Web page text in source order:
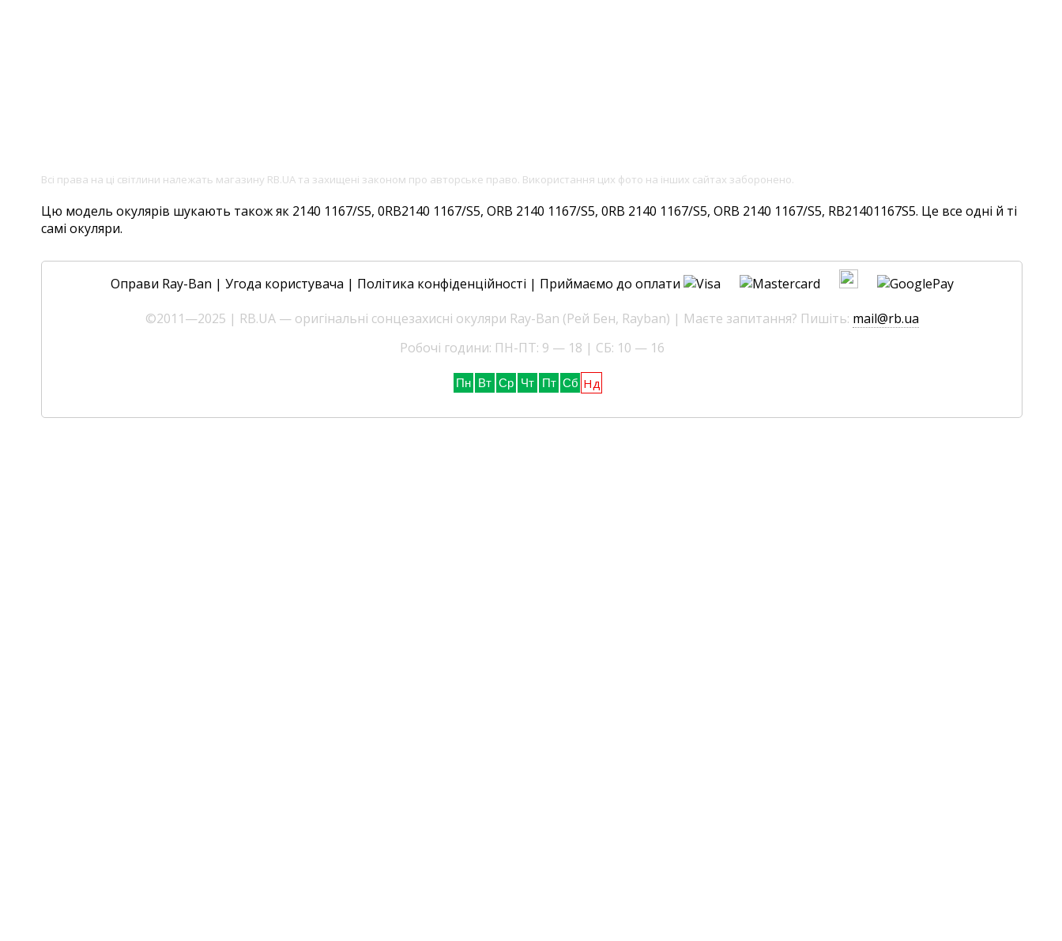
Всі права на ці світлини належать магазину RB.UA та захищені законом про авторське право. Використання цих фото на інших сайтах заборонено.
Цю модель окулярів шукають також як 2140 1167/S5, 0RB2140 1167/S5, ORB 2140 1167/S5, 0RB 2140 1167/S5, ORB 2140 1167/S5, RB21401167S5. Це все одні й ті
самі окуляри.
Оправи Ray-Ban | Угода користувача | Політика конфіденційності | Приймаємо до оплати
©2011—2025 | RB.UA — оригінальні сонцезахисні окуляри Ray-Ban (Рей Бен, Rayban) | Маєте запитання? Пишіть: mail@rb.ua
Робочі години: ПН-ПТ: 9 — 18 | СБ: 10 — 16
Пн Вт Ср Чт Пт Сб Нд